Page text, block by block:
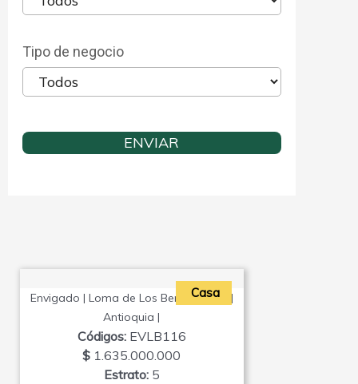
Tipo de negocio
Casa
Envigado | Loma de Los Benedictinos |
Antioquia |
Códigos:EVLB116
$ 1.635.000.000
Estrato:5